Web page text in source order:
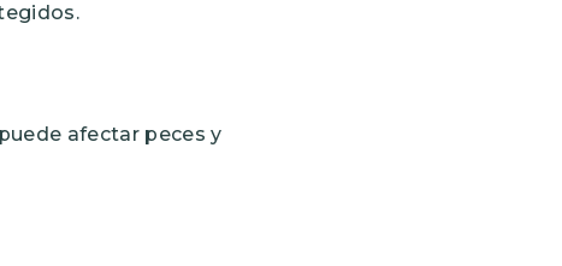
afectar peces y